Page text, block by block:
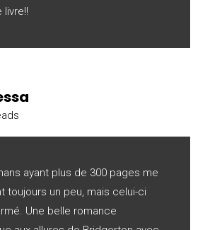
livre!!
ayant plus de 300 pages me
toujours un peu, mais celui-ci
Une belle romance